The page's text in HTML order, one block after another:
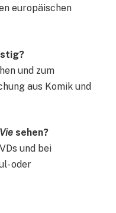
europäischen
und zum
aus Komik und
sehen?
und bei
oder